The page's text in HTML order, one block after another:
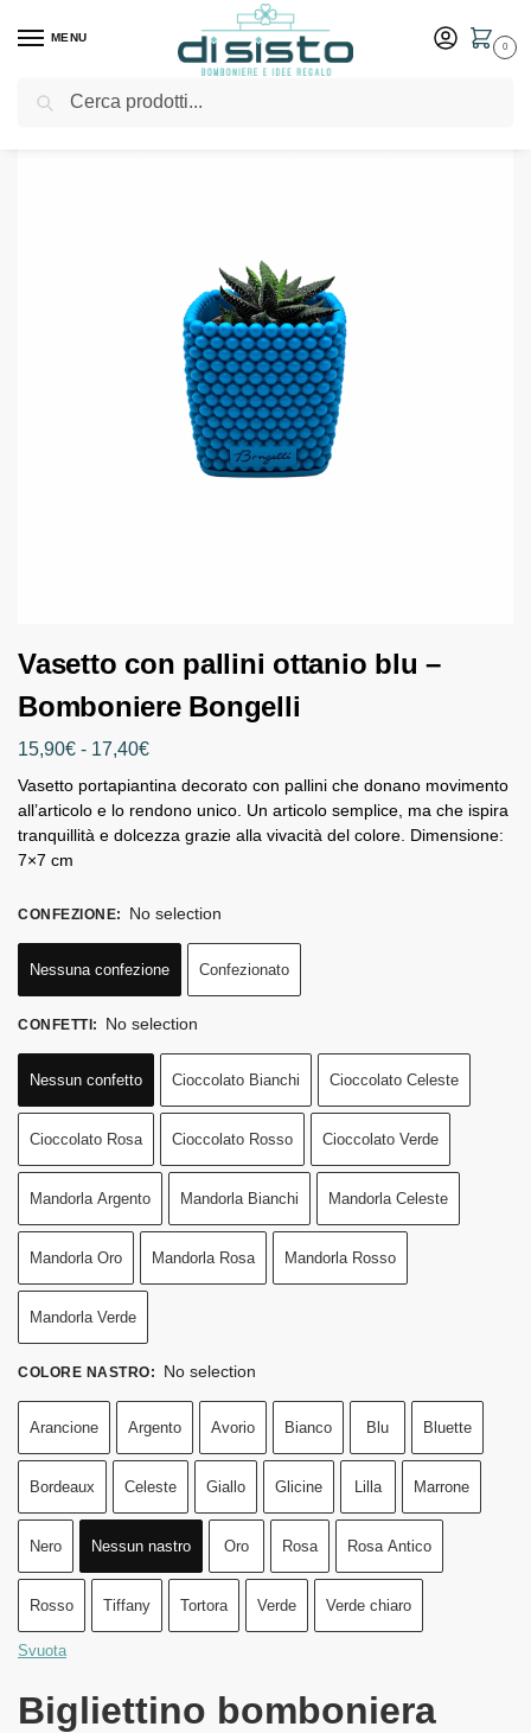
MENU
0
Home Shop Bomboniere
Vasetto con pallini ottanio blu –
Bomboniere Bongelli
15,90€ - 17,40€
Vasetto portapiantina decorato con pallini che donano movimento
all’articolo e lo rendono unico. Un articolo semplice, ma che ispira
tranquillità e dolcezza grazie alla vivacità del colore. Dimensione:
7×7 cm
CONFEZIONE: No selection
Nessuna confezione Confezionato
CONFETTI: No selection
Nessun confetto Cioccolato Bianchi Cioccolato Celeste
Cioccolato Rosa Cioccolato Rosso Cioccolato Verde
Mandorla Argento Mandorla Bianchi Mandorla Celeste
Mandorla Oro Mandorla Rosa Mandorla Rosso
Mandorla Verde
COLORE NASTRO: No selection
Arancione Argento Avorio Bianco Blu Bluette
Bordeaux Celeste Giallo Glicine Lilla Marrone
Nero Nessun nastro Oro Rosa Rosa Antico
Rosso Tiffany Tortora Verde Verde chiaro
Svuota
Bigliettino bomboniera